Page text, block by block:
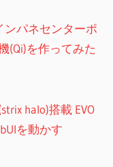
ンパネセンターポ
(Qi)を作ってみた
halo)搭載 EVO
を動かす